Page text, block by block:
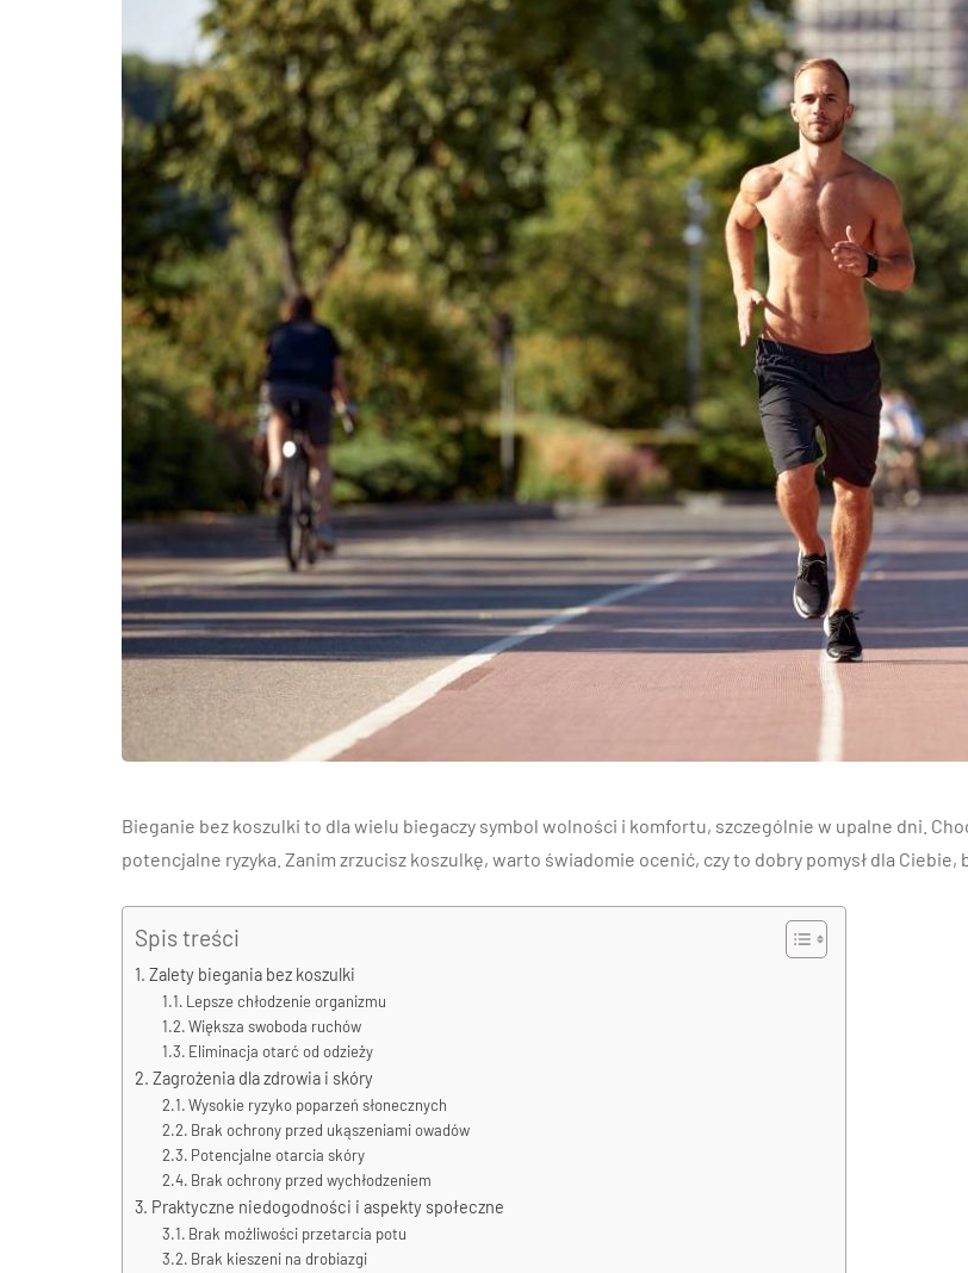
Bieganie bez koszulki to dla wielu biegaczy symbol wolności i komfortu, szczególnie w upalne dni.
potencjalne ryzyka. Zanim zrzucisz koszulkę, warto świadomie ocenić, czy to dobry pomysł dla
Spis treści
Zalety biegania bez koszulki
Lepsze chłodzenie organizmu
Większa swoboda ruchów
Eliminacja otarć od odzieży
Zagrożenia dla zdrowia i skóry
Wysokie ryzyko poparzeń słonecznych
Brak ochrony przed ukąszeniami owadów
Potencjalne otarcia skóry
Brak ochrony przed wychłodzeniem
Praktyczne niedogodności i aspekty społeczne
Brak możliwości przetarcia potu
Brak kieszeni na drobiazgi